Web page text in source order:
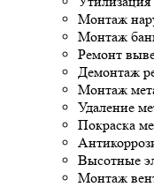
Монтаж
Монтаж
Ремонт
Демонтаж
Монтаж
Удаление
Покраска
Высотные
Монтаж